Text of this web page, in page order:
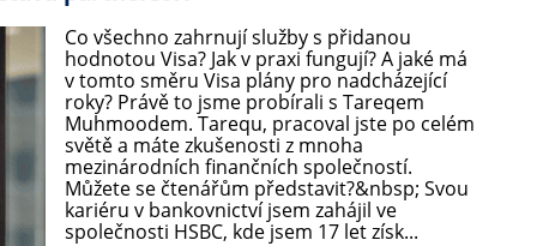
Co všechno zahrnují služby s přidanou
hodnotou Visa? Jak v praxi fungují? A jaké má
v tomto směru Visa plány pro nadcházející
roky? Právě to jsme probírali s Tareqem
Muhmoodem. Tarequ, pracoval jste po celém
světě a máte zkušenosti z mnoha
mezinárodních finančních společností.
Můžete se čtenářům představit?&nbsp; Svou
kariéru v bankovnictví jsem zahájil ve
společnosti HSBC, kde jsem 17 let získ...